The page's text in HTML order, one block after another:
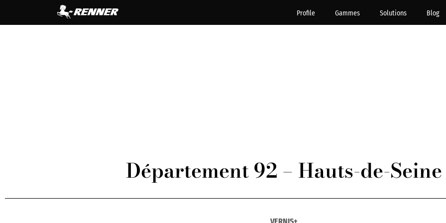
Profile Gammes Solutions Blog
Département 92 – Hauts-de-Seine